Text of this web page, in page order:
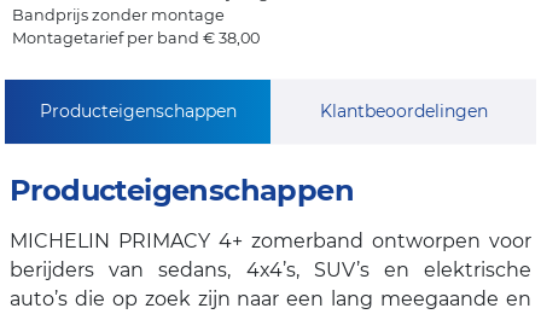
Bandprijs zonder montage
Montagetarief per band € 38,00
Producteigenschappen Klantbeoordelingen
Producteigenschappen
MICHELIN PRIMACY 4+ zomerband ontworpen voor
berijders van sedans, 4x4’s, SUV’s en elektrische
auto’s die op zoek zijn naar een lang meegaande en